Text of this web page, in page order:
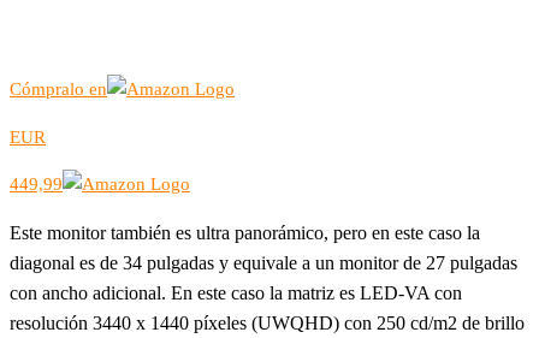
Cómpralo en
EUR
449,99
Este monitor también es ultra panorámico, pero en este caso la
diagonal es de 34 pulgadas y equivale a un monitor de 27 pulgadas
con ancho adicional. En este caso la matriz es LED-VA con
resolución 3440 x 1440 píxeles (UWQHD) con 250 cd/m2 de brillo